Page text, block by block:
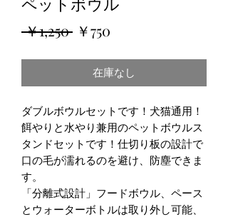
￥1,250 通￥750
ル
格
在庫なし
ダブルボウルセットです！犬猫通用！
餌やりと水やり兼用のペットボウルス
タンドセットです！仕切り板の設計で
口の毛が濡れるのを避け、防塵できま
す。
「分離式設計」フードボウル、ペース
とウォーターボトルは取り外し可能、